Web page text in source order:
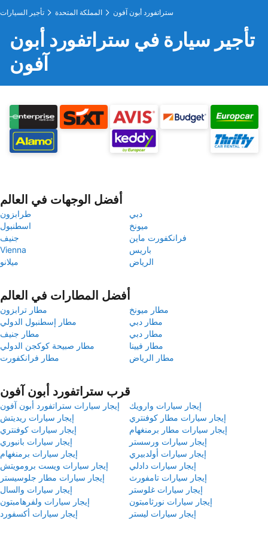
تأجير السيارات المملكة المتحدة ستراتفورد أبون آفون
تأجير سيارة في ستراتفورد أبون
آفون
أفضل الوجهات في العالم
طرابزون
دبي
اسطنبول
ميونخ
جنيف
فرانكفورت ماين
Vienna
باريس
ميلانو
الرياض
أفضل المطارات في العالم
مطار ترابزون
مطار ميونخ
مطار إسطنبول الدولي
مطار دبي
مطار جنيف
مطار دبي
مطار صبيحة كوكجن الدولي
مطار فيينا
مطار فرانكفورت
مطار الرياض
قرب ستراتفورد أبون آفون
إيجار سيارات ستراتفورد أبون آفون
إيجار سيارات وارويك
إيجار سيارات ريديتش
إيجار سيارات مطار كوفنتري
إيجار سيارات كوفنتري
إيجار سيارات مطار برمنغهام
إيجار سيارات بانبوري
إيجار سيارات ورسستر
إيجار سيارات برمنغهام
إيجار سيارات أولدبيري
إيجار سيارات ويست برومويتش
إيجار سيارات دادلي
إيجار سيارات مطار جلوسيستر
إيجار سيارات تامفورث
إيجار سيارات والسال
إيجار سيارات غلوستر
إيجار سيارات ولفرهامبتون
إيجار سيارات نورثامبتون
إيجار سيارات أكسفورد
إيجار سيارات ليستر